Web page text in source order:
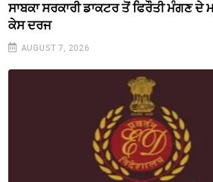
ਸਾਬਕਾ ਸਰਕਾਰੀ ਡਾਕਟਰ ਤੋਂ ਫਿਰੌਤੀ ਮੰਗਣ ਦੇ
ਕੇਸ ਦਰਜ
AUGUST 7, 2026